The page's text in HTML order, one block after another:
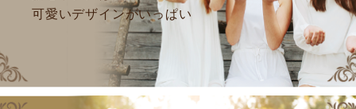
可愛いデザインがいっぱい